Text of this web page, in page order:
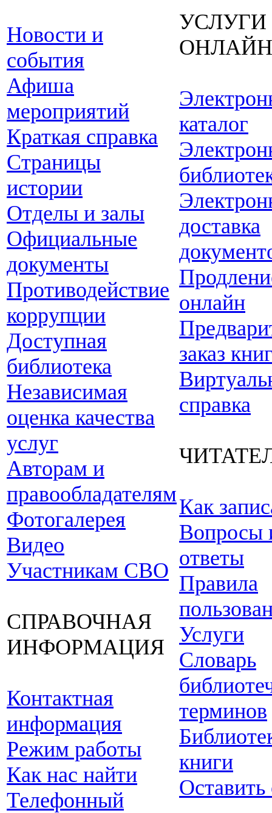
Новости и
события
Афиша
мероприятий
Краткая справка
Страницы
истории
Отделы и залы
Официальные
документы
Противодействие
коррупции
Доступная
библиотека
Независимая
оценка качества
услуг
Авторам и
правообладателям
Фотогалерея
Видео
Участникам СВО
СПРАВОЧНАЯ
ИНФОРМАЦИЯ
Контактная
информация
Режим работы
Как нас найти
Телефонный
УСЛУГИ
ОНЛАЙН
каталог
доставка
онлайн
заказ
справка
Как
Вопросы
ответы
Правила
Услуги
Словарь
терминов
книги
Оставить